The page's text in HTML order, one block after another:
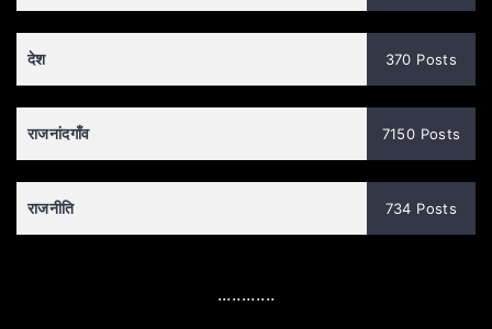
देश 370 Posts
राजनांदगाँव 7150 Posts
राजनीति 734 Posts
............